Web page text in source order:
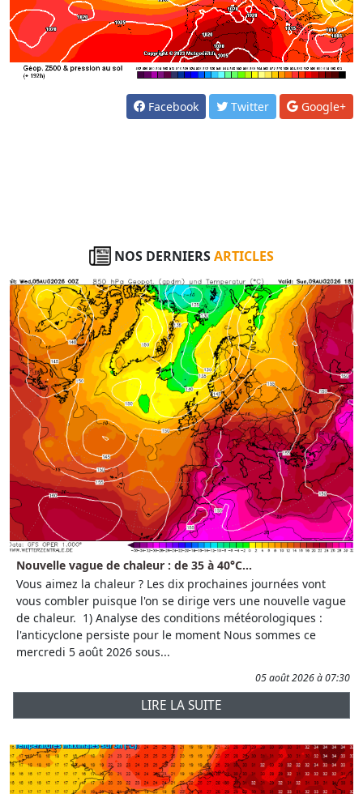
Facebook Twitter Google+
NOS DERNIERSARTICLES
Nouvelle vague de chaleur : de 35 à 40°C...
Vous aimez la chaleur ? Les dix prochaines journées vont
vous combler puisque l'on se dirige vers une nouvelle vague
de chaleur. 1) Analyse des conditions météorologiques :
l'anticyclone persiste pour le moment Nous sommes ce
mercredi 5 août 2026 sous...
05 août 2026 à 07:30
LIRE LA SUITE